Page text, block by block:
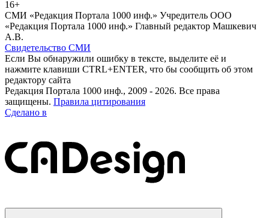
16+
СМИ «Редакция Портала 1000 инф.» Учредитель ООО
«Редакция Портала 1000 инф.» Главный редактор Машкевич
А.В.
Свидетельство СМИ
Если Вы обнаружили ошибку в тексте, выделите её и
нажмите клавиши CTRL+ENTER, что бы сообщить об этом
редактору сайта
Редакция Портала 1000 инф., 2009 - 2026. Все права
защищены. Правила цитирования
Сделано в